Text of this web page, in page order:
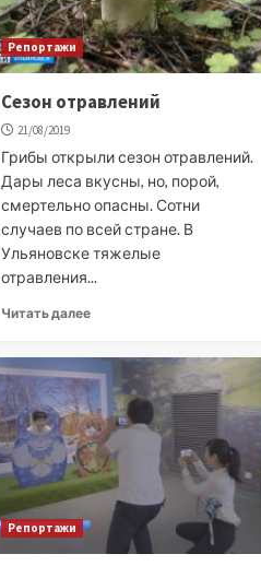
Репортажи
Сезон отравлений
21/08/2019
Грибы открыли сезон отравлений.
Дары леса вкусны, но, порой,
смертельно опасны. Сотни
случаев по всей стране. В
Ульяновске тяжелые
отравления...
Читать далее
Репортажи